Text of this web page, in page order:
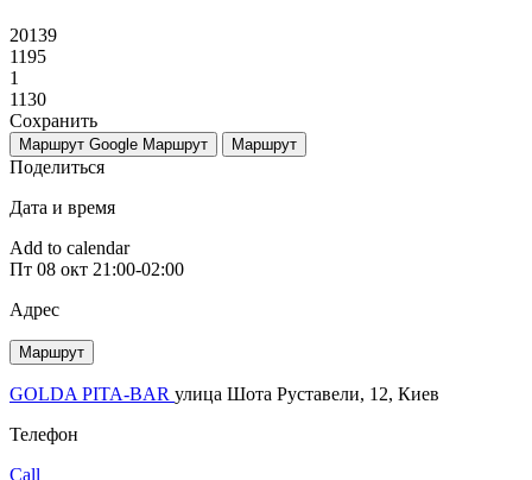
20139
1195
1
1130
Сохранить
Маршрут Google Маршрут Маршрут
Поделиться
Дата и время
Add to calendar
Пт 08 окт 21:00-02:00
Адрес
Маршрут
GOLDA PITA-BAR улица Шота Руставели, 12, Киев
Телефон
Call